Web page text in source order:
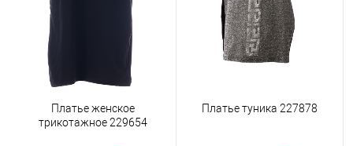
Платье женское
трикотажное 229654
Платье туника 227878